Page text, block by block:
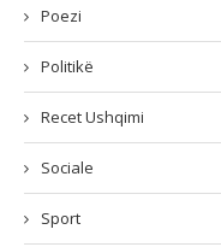
Poezi
Politikë
Recet Ushqimi
Sociale
Sport